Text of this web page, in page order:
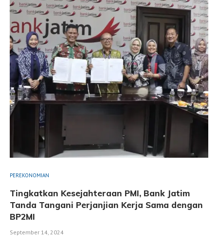
PEREKONOMIAN
Tingkatkan Kesejahteraan PMI, Bank Jatim
Tanda Tangani Perjanjian Kerja Sama dengan
BP2MI
September 14, 2024